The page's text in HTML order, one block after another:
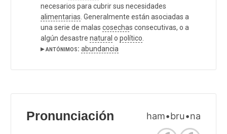
necesarios para cubrir sus necesidades
alimentarias . Generalmente están asociadas a
una serie de malas cosechas consecutivas, o a
algún desastre natural o político
▸ antónimos: abundancia
Pronunciación ham•bru•na